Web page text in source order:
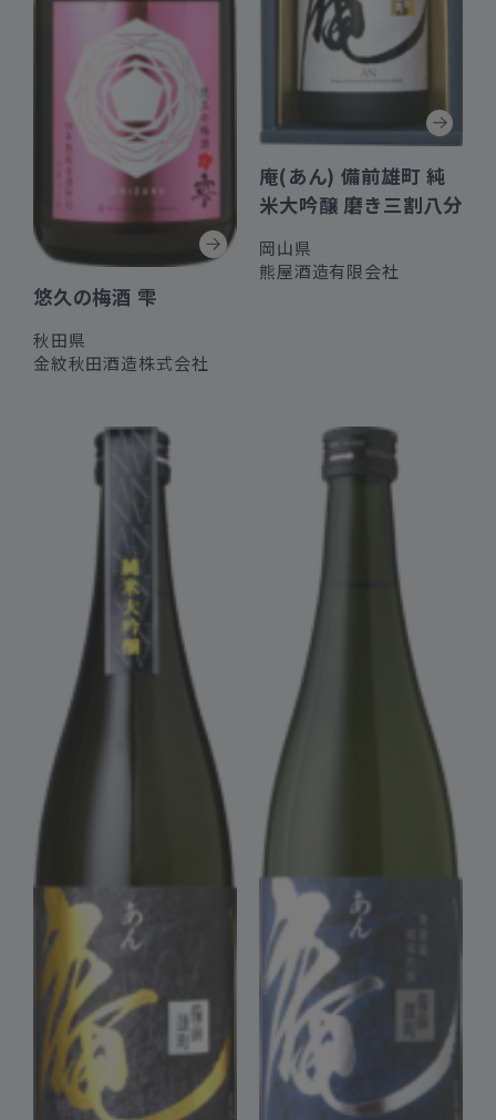
悠久の梅酒 雫
秋田県
金紋秋田酒造株式会社
庵(あん) 備前雄町 純
米大吟醸 磨き三割八分
岡山県
熊屋酒造有限会社